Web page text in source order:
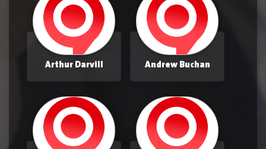
Andrew Buchan
Arthur Darvill